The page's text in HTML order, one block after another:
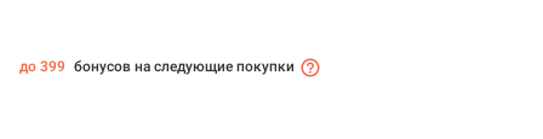
до 399 бонусов на следующие покупки